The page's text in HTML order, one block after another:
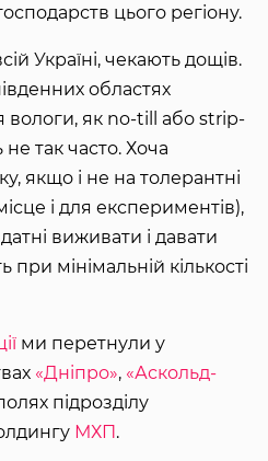
цього регіону.
Україні, чекають дощів.
областях
вологи, як no-till або strip-
так часто. Хоча
якщо і не на толерантні
і для експериментів),
виживати і давати
мінімальній кількості
ми перетнули у
«Дніпро», «Аскольд-
підрозділу
МХП.